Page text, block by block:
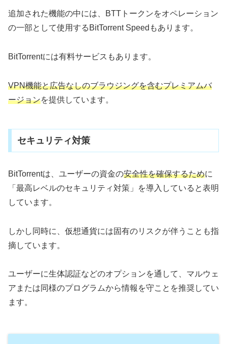
追加された機能の中には、BTTトークンをオペレーション
の一部として使用するBitTorrent Speedもあります。
BitTorrentには有料サービスもあります。
VPN機能と広告なしのブラウジングを含むプレミアムバ
ージョンを提供しています。
セキュリティ対策
BitTorrentは、ユーザーの資金の安全性を確保するために
「最高レベルのセキュリティ対策」を導入していると表明
しています。
しかし同時に、仮想通貨には固有のリスクが伴うことも指
摘しています。
ユーザーに生体認証などのオプションを通して、マルウェ
アまたは同様のプログラムから情報を守ことを推奨してい
ます。